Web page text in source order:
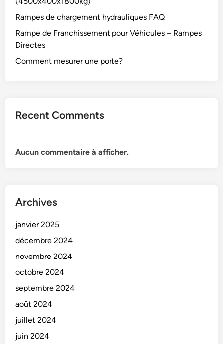
Rampes de chargement hydrauliques FAQ
Rampe de Franchissement pour Véhicules – Rampes
Directes
Comment mesurer une porte?
Recent Comments
Aucun commentaire à afficher.
Archives
janvier 2025
décembre 2024
novembre 2024
octobre 2024
septembre 2024
août 2024
juillet 2024
juin 2024